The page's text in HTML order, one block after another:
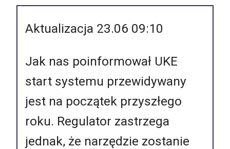
Aktualizacja 23.06 09:10
Jak nas poinformował UKE
start systemu przewidywany
jest na początek przyszłego
roku. Regulator zastrzega
jednak, że narzędzie zostanie